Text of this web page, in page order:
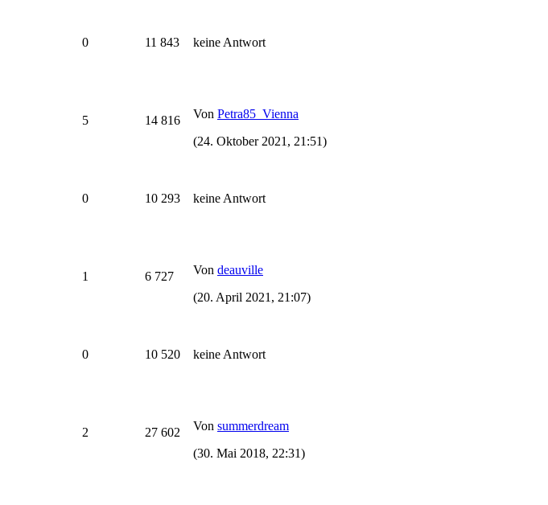
0 11 843 keine Antwort
5 14 816 Von Petra85_Vienna
(24. Oktober 2021, 21:51)
0 10 293 keine Antwort
1 6 727 Von deauville
(20. April 2021, 21:07)
0 10 520 keine Antwort
2 27 602 Von summerdream
(30. Mai 2018, 22:31)